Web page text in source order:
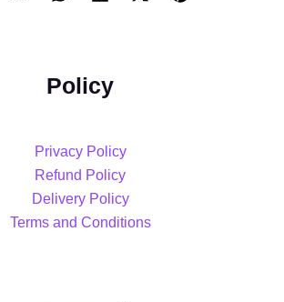
Policy
Privacy Policy
Refund Policy
Delivery Policy
Terms and Conditions